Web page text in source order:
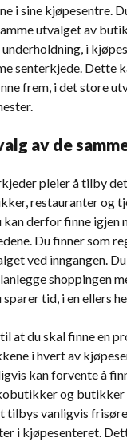
i sine kjøpesentre.
utvalget av
i
senterkjede. Dette
frem, i det store
av de
pleier å tilby
restauranter og
derfor finne igjen
Du finner som
ved inngangen.
shoppingen
tid, i en ellers
at du skal finne en
i hvert av
kan forvente å
og butikker
tilbys vanligvis
i kjøpesenteret.